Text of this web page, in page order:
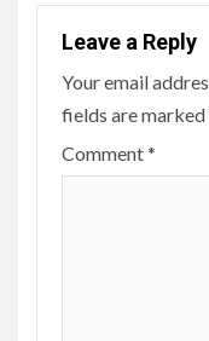
Leave a Reply
Your email
fields are marked
Comment*